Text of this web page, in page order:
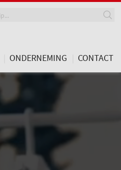
ONDERNEMING CONTACT